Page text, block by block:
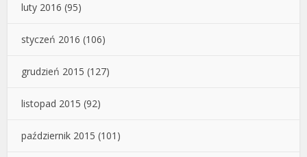
luty 2016 (95)
styczeń 2016 (106)
grudzień 2015 (127)
listopad 2015 (92)
październik 2015 (101)